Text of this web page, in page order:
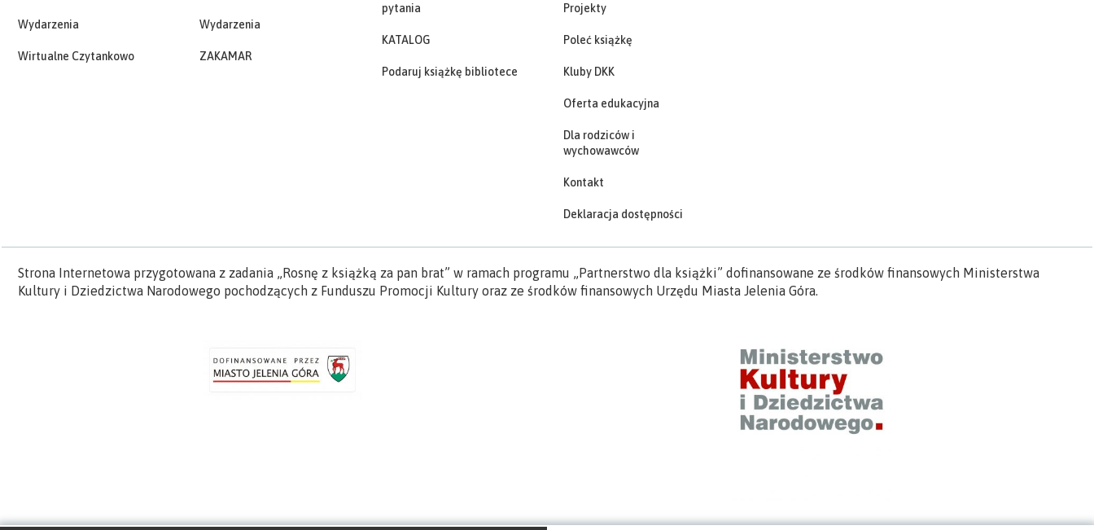
Wydarzenia
Wirtualne Czytankowo
Wydarzenia
ZAKAMAR
pytania
KATALOG
Podaruj książkę bibliotece
Projekty
Poleć książkę
Kluby DKK
Oferta edukacyjna
Dla rodziców i
wychowawców
Kontakt
Deklaracja dostępności
Strona Internetowa przygotowana z zadania „Rosnę z książką za pan brat” w ramach programu „Partnerstwo dla książki” dofinansowane ze środków finansowych Ministerstwa
Kultury i Dziedzictwa Narodowego pochodzących z Funduszu Promocji Kultury oraz ze środków finansowych Urzędu Miasta Jelenia Góra.